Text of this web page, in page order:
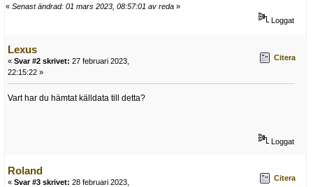
« Senast ändrad: 01 mars 2023, 08:57:01 av reda »
Loggat
Lexus
« Svar #2 skrivet: 27 februari 2023,
22:15:22 »
Citera
Vart har du hämtat källdata till detta?
Loggat
Roland
« Svar #3 skrivet: 28 februari 2023,
Citera